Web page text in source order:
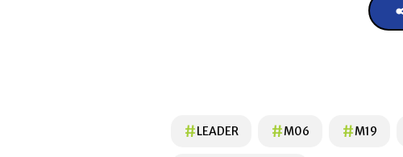
#LEADER #M06 #M19